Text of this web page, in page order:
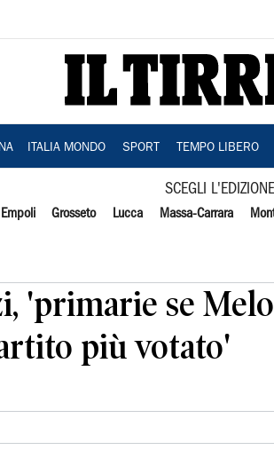
ITALIA MONDO SPORT TEMPO LIBERO
SCEGLI L'EDIZIONE
Empoli Grosseto Lucca Massa-Carrara
'primarie se
più votato'